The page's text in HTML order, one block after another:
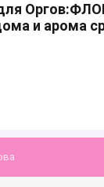
и арома